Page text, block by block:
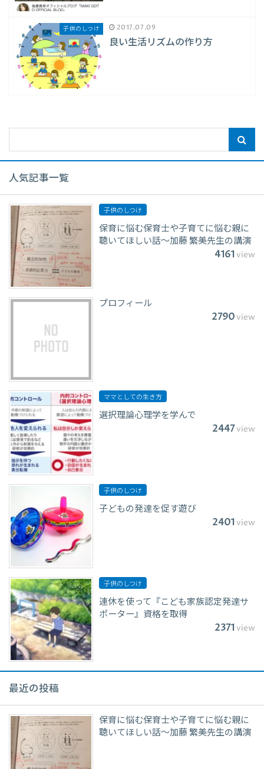
子供のしつけ 2017.07.09
良い生活リズムの作り方
人気記事一覧
子供のしつけ
保育に悩む保育士や子育てに悩む親に
聴いてほしい話〜加藤 繁美先生の講演
4161view
プロフィール
2790view
ママとしての生き方
選択理論心理学を学んで
2447view
子供のしつけ
子どもの発達を促す遊び
2401view
子供のしつけ
連休を使って『こども家族認定発達サ
ポーター』資格を取得
2371view
最近の投稿
保育に悩む保育士や子育てに悩む親に
聴いてほしい話〜加藤 繁美先生の講演